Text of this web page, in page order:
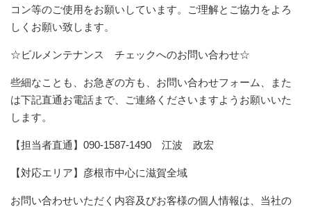
コン等のご使用をお願いしています。ご理解とご協力をよろ
しくお願い致します。
☆ビルメンテナンス チェックへのお問い合わせ☆
些細なことも、お急ぎの方も、お問い合わせフォーム、また
は下記直通お電話まで、ご連絡くださいますようお願いいた
します。
【担当者直通】090-1587-1490 江波 政宏
【対応エリア】彦根市中心に滋賀全域
お問い合わせいただく内容及びお客様の個人情報は、当社の